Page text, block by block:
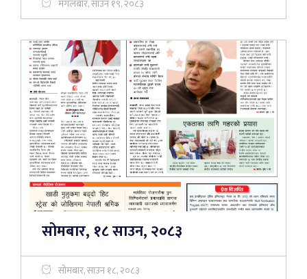
मंगलबार, साउन १९, २०८३
सोमबार, १८ साउन, २०८३
सोमबार, साउन १८, २०८३